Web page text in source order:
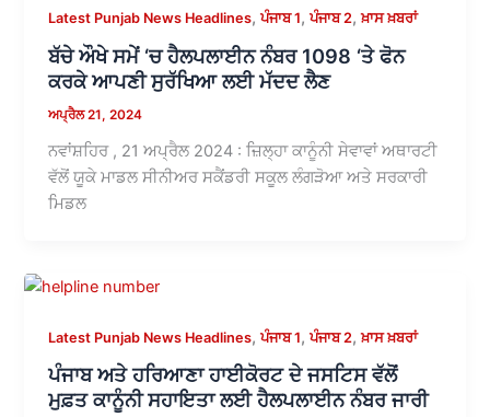
Latest Punjab News Headlines,ਪੰਜਾਬ 1,ਪੰਜਾਬ 2,ਖ਼ਾਸ ਖ਼ਬਰਾਂ
ਬੱਚੇ ਔਖੇ ਸਮੇਂ ‘ਚ ਹੈਲਪਲਾਈਨ ਨੰਬਰ 1098 ‘ਤੇ ਫੋਨ
ਕਰਕੇ ਆਪਣੀ ਸੁਰੱਖਿਆ ਲਈ ਮੱਦਦ ਲੈਣ
ਅਪ੍ਰੈਲ 21, 2024
ਨਵਾਂਸ਼ਹਿਰ , 21 ਅਪ੍ਰੈਲ 2024 : ਜ਼ਿਲ੍ਹਾ ਕਾਨੂੰਨੀ ਸੇਵਾਵਾਂ ਅਥਾਰਟੀ
ਵੱਲੋਂ ਯੂਕੇ ਮਾਡਲ ਸੀਨੀਅਰ ਸਕੈਂਡਰੀ ਸਕੂਲ ਲੰਗੜੋਆ ਅਤੇ ਸਰਕਾਰੀ
ਮਿਡਲ
Latest Punjab News Headlines,ਪੰਜਾਬ 1,ਪੰਜਾਬ 2,ਖ਼ਾਸ ਖ਼ਬਰਾਂ
ਪੰਜਾਬ ਅਤੇ ਹਰਿਆਣਾ ਹਾਈਕੋਰਟ ਦੇ ਜਸਟਿਸ ਵੱਲੋਂ
ਮੁਫ਼ਤ ਕਾਨੂੰਨੀ ਸਹਾਇਤਾ ਲਈ ਹੈਲਪਲਾਈਨ ਨੰਬਰ ਜਾਰੀ